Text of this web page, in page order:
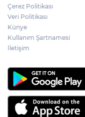
Çerez Politikası
Veri Politikası
Künye
Kullanım Şartnamesi
İletişim